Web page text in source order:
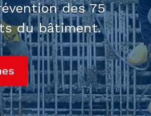
des 75
du bâtiment.